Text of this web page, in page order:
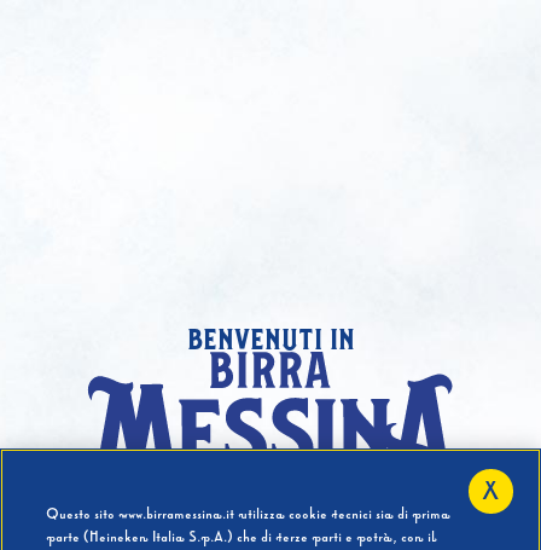
benvenuti in
Hai compiuto 18 Anni?
Questo sito www.birramessina.it utilizza cookie tecnici sia di prima
parte (Heineken Italia S.p.A.) che di terze parti e potrà, con il
X